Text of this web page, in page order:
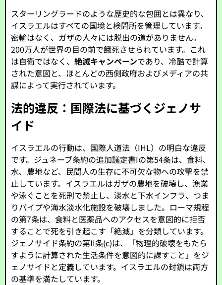
スターリングラードのような歴史的な包囲とは異なり、
イスラエルはすべての国境と検問所を管理しています。
密輸はなく、ガザの人々には脱出の道がありません。
200万人が世界の目の前で餓死させられています。これ
は自衛ではなく、絶滅キャンペーンであり、冷酷で計算
された意図と、ほとんどの西側政府およびメディアの共
謀によって実行されています。
法的違反：国際法に基づくジェノサ
イド
イスラエルの行動は、国際人道法（IHL）の明白な違反
です。ジュネーブ条約の追加議定書Iの第54条は、食料、
水、農地など、民間人の生存に不可欠な物への攻撃を禁
止しています。イスラエルはガザの農地を破壊し、漁業
や泳ぐことを死刑で禁止し、淡水と下水インフラ、つま
りパイプや海水淡水化施設を破壊しました。ローマ規程
の第7条は、食料と医薬品へのアクセスを意図的に拒否
することで死を引き起こす「絶滅」を分類しています。
ジェノサイド条約の第II条(c)は、「物理的破壊をもたら
すように計算された生活条件を意図的に課すこと」をジ
ェノサイドと定義しています。イスラエルの封鎖は両方
の基準を満たしています。